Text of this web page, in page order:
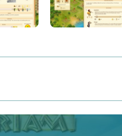
cywilizacji będziesz
nakładów drzewa –
wraz z innymi
na ten przykład,